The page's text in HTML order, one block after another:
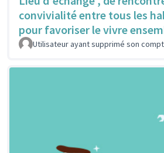
convivialité entre tous les
pour favoriser le vivre
Utilisateur ayant supprimé son